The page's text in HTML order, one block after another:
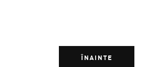
ÎNAINTE